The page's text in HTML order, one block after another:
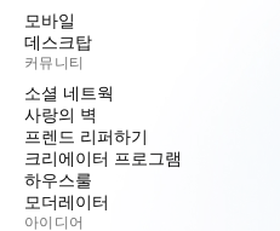
모바일
데스크탑
커뮤니티
소셜 네트웍
사랑의 벽
프렌드 리퍼하기
크리에이터 프로그램
하우스룰
모더레이터
아이디어